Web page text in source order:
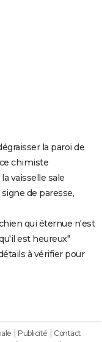
la paroi de
chimiste
vaisselle sale
de paresse,
qui éternue n'est
est heureux"
à vérifier pour
Publicité
Contact